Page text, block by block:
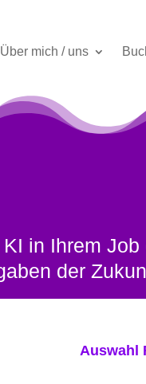
Über mich / uns
in Ihrem
der
Auswahl